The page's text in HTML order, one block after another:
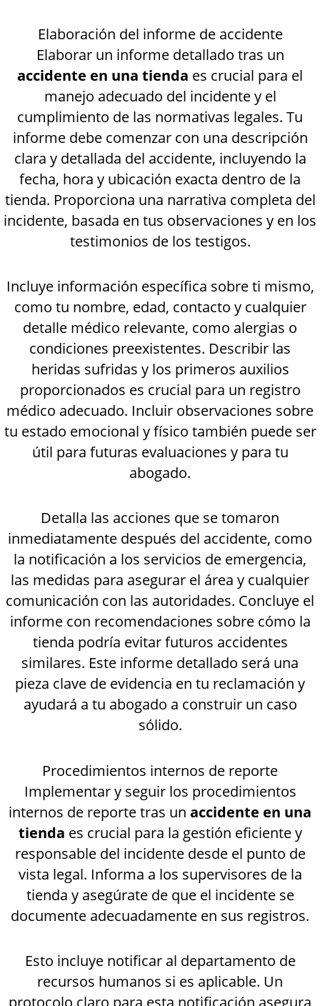
Elaboración del informe de accidente
Elaborar un informe detallado tras un
accidente en una tienda es crucial para el
manejo adecuado del incidente y el
cumplimiento de las normativas legales. Tu
informe debe comenzar con una descripción
clara y detallada del accidente, incluyendo la
fecha, hora y ubicación exacta dentro de la
tienda. Proporciona una narrativa completa del
incidente, basada en tus observaciones y en los
testimonios de los testigos.
Incluye información específica sobre ti mismo,
como tu nombre, edad, contacto y cualquier
detalle médico relevante, como alergias o
condiciones preexistentes. Describir las
heridas sufridas y los primeros auxilios
proporcionados es crucial para un registro
médico adecuado. Incluir observaciones sobre
tu estado emocional y físico también puede ser
útil para futuras evaluaciones y para tu
abogado.
Detalla las acciones que se tomaron
inmediatamente después del accidente, como
la notificación a los servicios de emergencia,
las medidas para asegurar el área y cualquier
comunicación con las autoridades. Concluye el
informe con recomendaciones sobre cómo la
tienda podría evitar futuros accidentes
similares. Este informe detallado será una
pieza clave de evidencia en tu reclamación y
ayudará a tu abogado a construir un caso
sólido.
Procedimientos internos de reporte
Implementar y seguir los procedimientos
internos de reporte tras un accidente en una
tienda es crucial para la gestión eficiente y
responsable del incidente desde el punto de
vista legal. Informa a los supervisores de la
tienda y asegúrate de que el incidente se
documente adecuadamente en sus registros.
Esto incluye notificar al departamento de
recursos humanos si es aplicable. Un
protocolo claro para esta notificación asegura